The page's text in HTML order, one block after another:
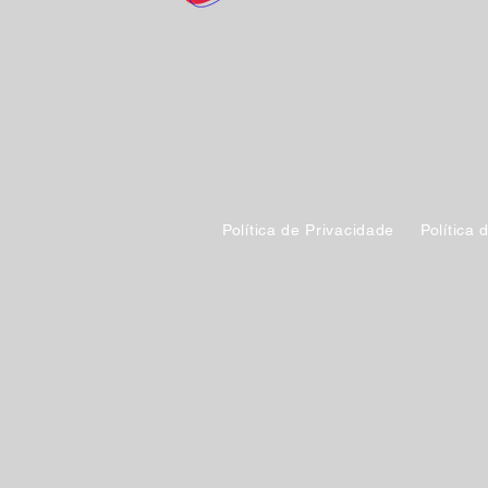
Política de Privacidade Política